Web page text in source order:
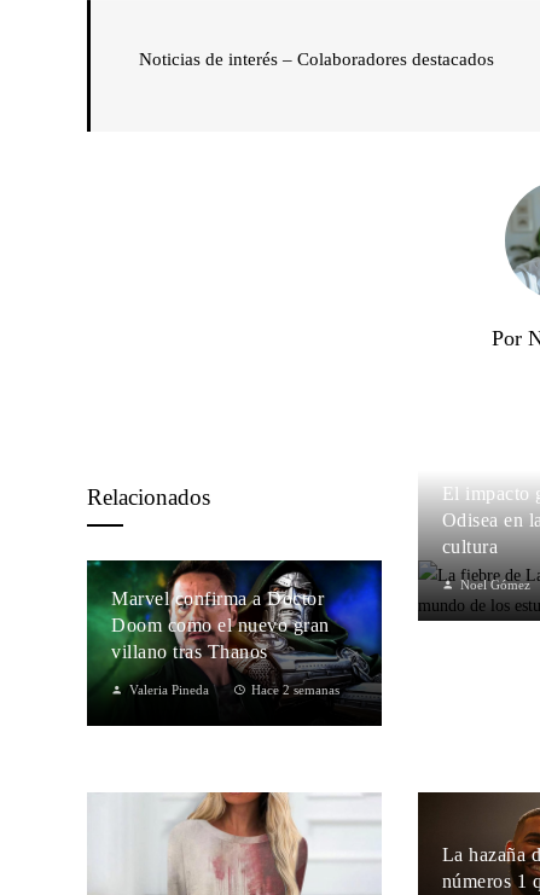
Noticias de interés – Colaboradores destacados
Por
Relacionados
Marvel confirma a Doctor
Doom como el nuevo gran
villano tras Thanos
Valeria Pineda Hace 2 semanas
El impacto
Odisea en
cultura
Noel Gómez
La hazaña
números 1